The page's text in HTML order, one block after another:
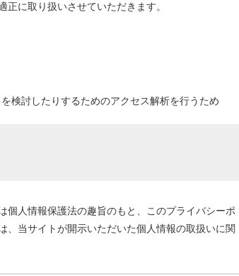
に取り扱いさせていただきます。
検討したりするためのアクセス解析を行うため
個人情報保護法の趣旨のもと、このプライバシーポ
、当サイトが開示いただいた個人情報の取扱いに関